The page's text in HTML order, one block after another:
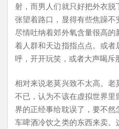
射，而男人们就只好把外衣
张望着路口，显得有些焦躁不
尽情吐纳着郊外氧含量很高
着人群和天边指指点点。或
呼，开开玩笑，或者大声喝斥
相对来说老莫兴致不太高。
不已，认为不该在虚拟世界
界的正经事给耽误了，要不
车啤酒冷饮之类的东西来卖